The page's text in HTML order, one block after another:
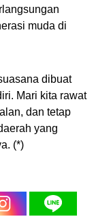
muda di
dibuat
Mari kita rawat
dan tetap
yang
(*)